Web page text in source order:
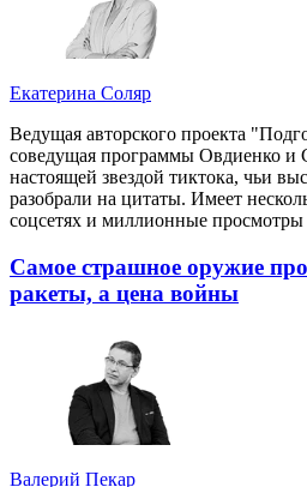
Екатерина Соляр
Ведущая авторского проекта
соведущая программы Овдиенко и
настоящей звездой тиктока, чьи
разобрали на цитаты. Имеет
соцсетях и миллионные просмотры
Самое страшное оружие
ракеты, а цена войны
Валерий Пекар